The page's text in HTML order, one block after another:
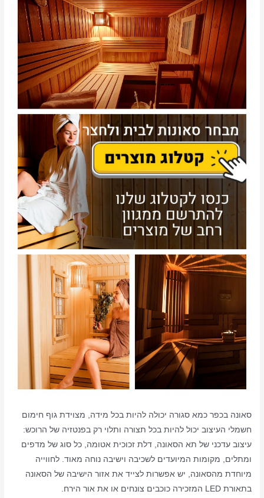
סאונה בכפר כמא סגורה יכולה להיות בכל מידה, מצוידת גוף חימום
חשמלי העיצוב יכול להיות בכל תצורה ותלוי רק בפנטזיה של הרוכש:
עיצוב עדכני של תא הסאונה, דלת זכוכית אטומה, כל סוג של מדפים
ומתלים, מקומות המיועדים לשכיבה וישיבה נוחה מאוד. לחווייה
מיוחדת מהסאונה, יש אפשרות לצייד את אזור הישיבה של הסאונה
בתאורת LED המזכירה כוכבים צונחים או את אור הירח.